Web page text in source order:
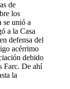
de
los
se unió a
a la Casa
defensa del
acérrimo
debido
Farc. De ahí
la